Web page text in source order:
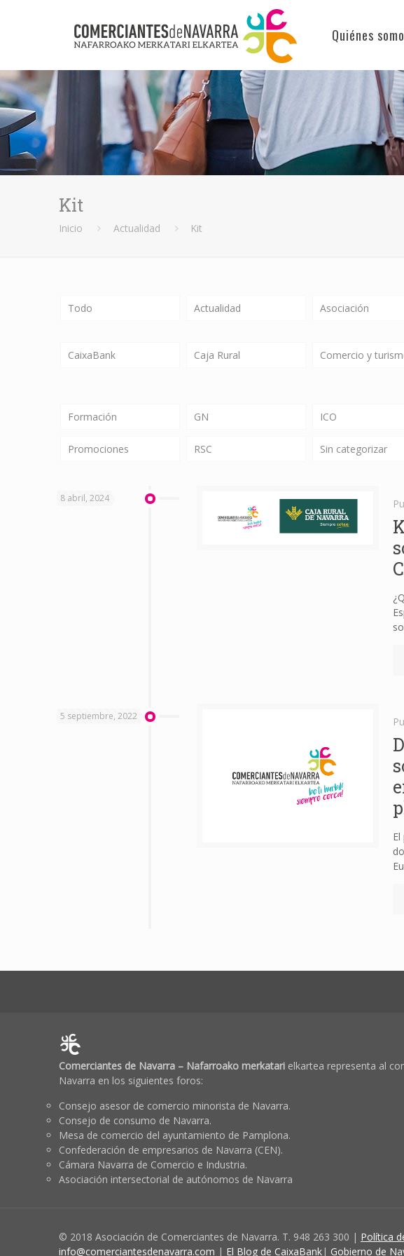
Quiénes
Kit
Inicio Actualidad Kit
Todo Actualidad Asociación
CaixaBank Caja Rural Comercio y
Formación GN ICO
Promociones RSC Sin categorizar
8 abril, 2024
5 septiembre, 2022
Comerciantes de Navarra – Nafarroako merkatari elkartea representa al
Navarra en los siguientes foros:
Consejo asesor de comercio minorista de Navarra.
Consejo de consumo de Navarra.
Mesa de comercio del ayuntamiento de Pamplona.
Confederación de empresarios de Navarra (CEN).
Cámara Navarra de Comercio e Industria.
Asociación intersectorial de autónomos de Navarra
© 2018 Asociación de Comerciantes de Navarra. T. 948 263 300 | Política
info@comerciantesdenavarra.com | El Blog de CaixaBank | Gobierno de